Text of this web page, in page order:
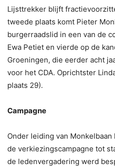
Lijsttrekker blijft
tweede plaats komt Pieter
burgerraadslid in een van de
Ewa Petiet en vierde op de
Groeningen, die eerder acht
voor het CDA. Oprichtster
plaats 29).
Campagne
Onder leiding van
de verkiezingscampagne tot
de ledenvergadering werd